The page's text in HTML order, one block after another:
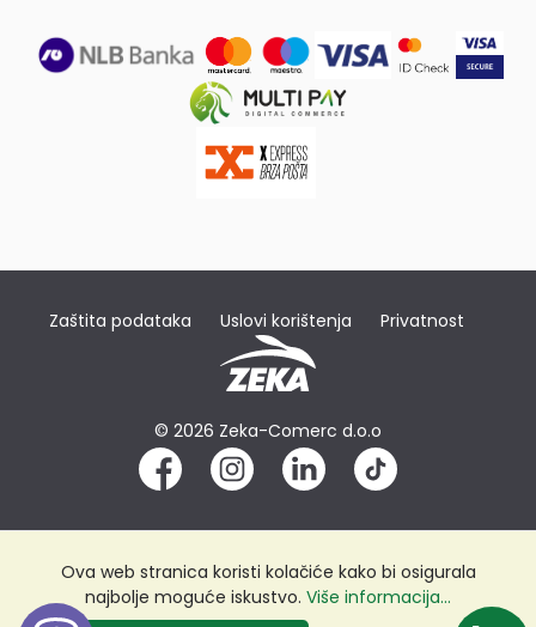
Zaštita podataka Uslovi korištenja Privatnost
© 2026 Zeka-Comerc d.o.o
Ova web stranica koristi kolačiće kako bi osigurala
najbolje moguće iskustvo. Više informacija...